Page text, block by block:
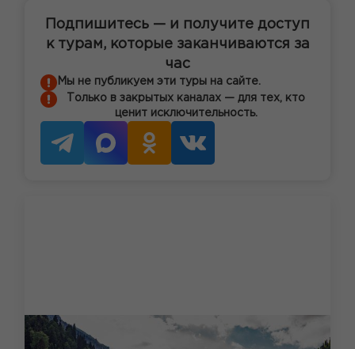
Подпишитесь — и получите доступ
к турам, которые заканчиваются за
час
Мы не публикуем эти туры на сайте.
Только в закрытых каналах — для тех, кто
ценит исключительность.